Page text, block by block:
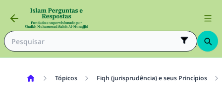
Tópicos Fiqh (jurisprudência) e seus Princípios